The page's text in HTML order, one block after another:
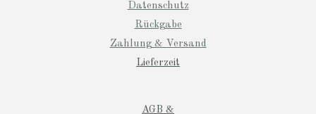
Datenschutz
Rückgabe
Zahlung & Versand
Lieferzeit
AGB &